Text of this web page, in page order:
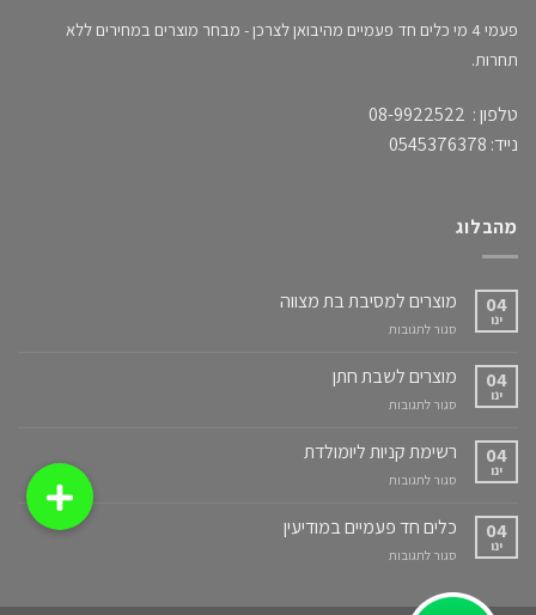
פעמי 4 מי כלים חד פעמיים מהיבואן לצרכן - מבחר מוצרים במחירים ללא
תחרות.
טלפון : 08-9922522
נייד: 0545376378
מהבלוג
04
ינו
מוצרים למסיבת בת מצווה
סגור לתגובות
למסיבת
בת
מצווה
04
ינו
מוצרים לשבת חתן
סגור לתגובות
לשבת
חתן
04
ינו
רשימת קניות ליומולדת
סגור לתגובות
קניות
ליומולדת
04
ינו
כלים חד פעמיים במודיעין
סגור לתגובות